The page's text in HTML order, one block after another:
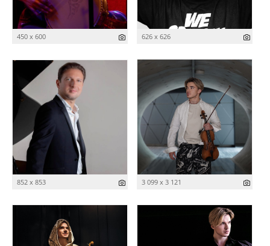
450 x 600 626 x 626
852 x 853 3 099 x 3 121